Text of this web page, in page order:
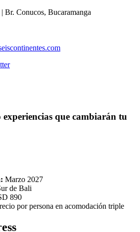
Br. Conucos, Bucaramanga
que cambiarán tu
Marzo 2027
de Bali
890
por persona en acomodación triple